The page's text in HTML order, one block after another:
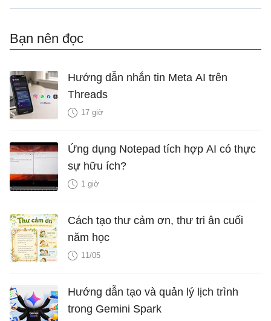
Bạn nên đọc
Hướng dẫn nhắn tin Meta AI trên
Threads
17 giờ
Ứng dụng Notepad tích hợp AI có thực
sự hữu ích?
1 giờ
Cách tạo thư cảm ơn, thư tri ân cuối
năm học
11/05
Hướng dẫn tạo và quản lý lịch trình
trong Gemini Spark